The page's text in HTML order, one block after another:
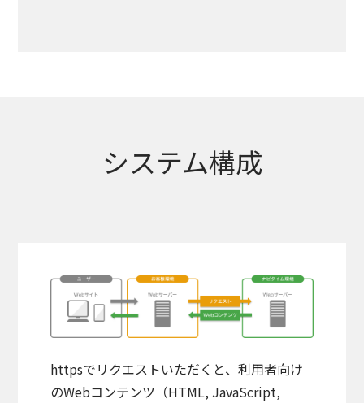
システム構成
httpsでリクエストいただくと、利用者向け
のWebコンテンツ（HTML, JavaScript,